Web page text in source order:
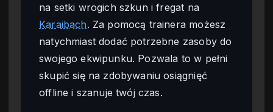
na setki wrogich szkun i fregat na
Karaibach. Za pomocą trainera możesz
natychmiast dodać potrzebne zasoby do
swojego ekwipunku. Pozwala to w pełni
skupić się na zdobywaniu osiągnięć
offline i szanuje twój czas.